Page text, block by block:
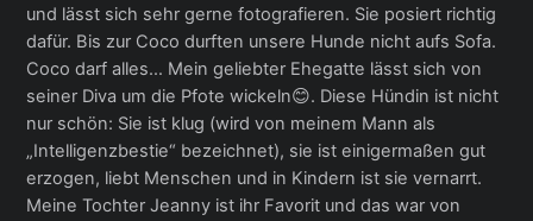
und lässt sich sehr gerne fotografieren. Sie posiert richtig
dafür. Bis zur Coco durften unsere Hunde nicht aufs Sofa.
Coco darf alles… Mein geliebter Ehegatte lässt sich von
seiner Diva um die Pfote wickeln😊. Diese Hündin ist nicht
nur schön: Sie ist klug (wird von meinem Mann als
„Intelligenzbestie“ bezeichnet), sie ist einigermaßen gut
erzogen, liebt Menschen und in Kindern ist sie vernarrt.
Meine Tochter Jeanny ist ihr Favorit und das war von